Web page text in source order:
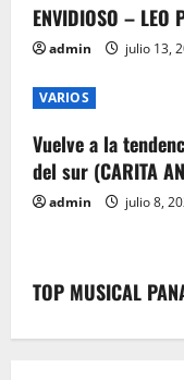
ENVIDIOSO – LEO
admin julio 13,
VARIOS
Vuelve a la
del sur (CARITA
admin julio 8,
TOP MUSICAL